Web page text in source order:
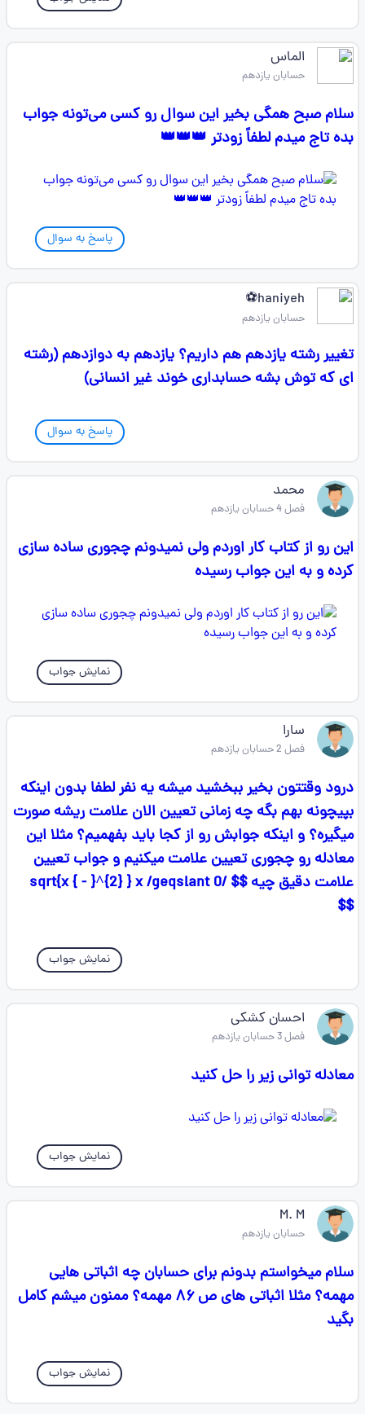
الماس
حسابان یازدهم
سلام صبح همگی بخیر این سوال رو کسی می‌تونه جواب
بده تاج میدم لطفاً زودتر 👑👑👑
پاسخ به سوال
haniyeh⚽
حسابان یازدهم
تغییر رشته یازدهم هم داریم؟ یازدهم به دوازدهم (رشته
ای که توش بشه حسابداری خوند غیر انسانی)
پاسخ به سوال
محمد
فصل 4 حسابان یازدهم
این رو از کتاب کار اوردم ولی نمیدونم چجوری ساده سازی
کرده و به این جواب رسیده
نمایش جواب
سارا
فصل 2 حسابان یازدهم
درود وقتتون بخیر ببخشید میشه یه نفر لطفا بدون اینکه
بپیچونه بهم بگه چه زمانی تعیین الان علامت ریشه صورت
میگیره؟ و اینکه جوابش رو از کجا باید بفهمیم؟ مثلا این
معادله رو چجوری تعیین علامت میکنیم و جواب تعیین
علامت دقیق چیه $$ /sqrt{x { - }^{2} } x /geqslant 0
$$
نمایش جواب
احسان کشکی
فصل 3 حسابان یازدهم
معادله توانی زیر را حل کنید
نمایش جواب
M. M
حسابان یازدهم
سلام میخواستم بدونم برای حسابان چه اثباتی هایی
مهمه؟ مثلا اثباتی های ص ۸۶ مهمه؟ ممنون میشم کامل
بگید
نمایش جواب